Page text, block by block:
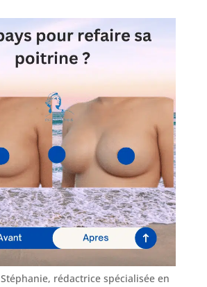
Stéphanie, rédactrice spécialisée en